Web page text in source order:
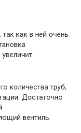
как в ней очень
количества труб,
Достаточно
вентиль.